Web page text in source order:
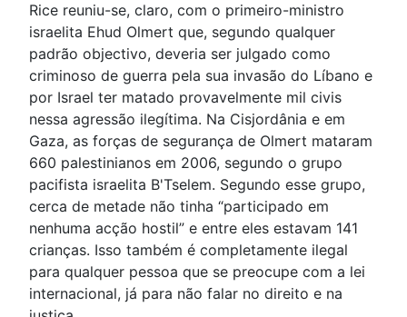
Rice reuniu-se, claro, com o primeiro-ministro
israelita Ehud Olmert que, segundo qualquer
padrão objectivo, deveria ser julgado como
criminoso de guerra pela sua invasão do Líbano e
por Israel ter matado provavelmente mil civis
nessa agressão ilegítima. Na Cisjordânia e em
Gaza, as forças de segurança de Olmert mataram
660 palestinianos em 2006, segundo o grupo
pacifista israelita B'Tselem. Segundo esse grupo,
cerca de metade não tinha “participado em
nenhuma acção hostil” e entre eles estavam 141
crianças. Isso também é completamente ilegal
para qualquer pessoa que se preocupe com a lei
internacional, já para não falar no direito e na